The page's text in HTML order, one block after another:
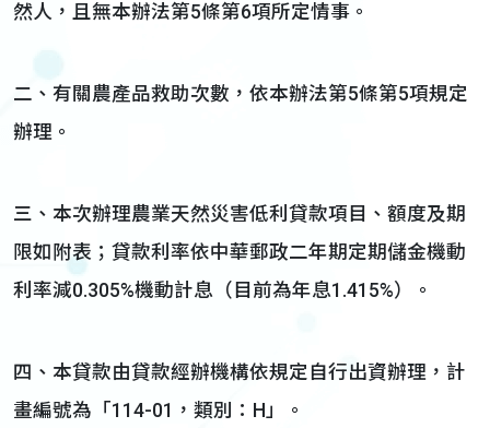
然人，且無本辦法第5條第6項所定情事。
二、有關農產品救助次數，依本辦法第5條第5項規定
辦理。
三、本次辦理農業天然災害低利貸款項目、額度及期
限如附表；貸款利率依中華郵政二年期定期儲金機動
利率減0.305%機動計息（目前為年息1.415%）。
四、本貸款由貸款經辦機構依規定自行出資辦理，計
畫編號為「114-01，類別：H」。